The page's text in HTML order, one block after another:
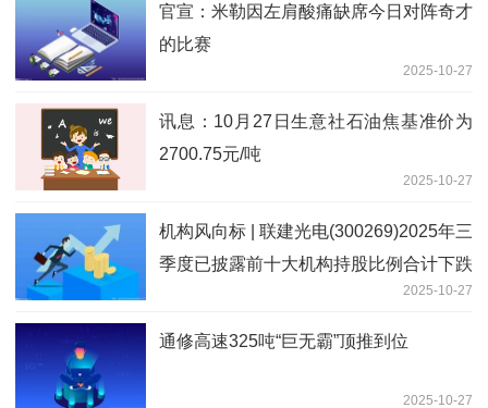
官宣：米勒因左肩酸痛缺席今日对阵奇才
的比赛
2025-10-27
讯息：10月27日生意社石油焦基准价为
2700.75元/吨
2025-10-27
机构风向标 | 联建光电(300269)2025年三
季度已披露前十大机构持股比例合计下跌
2025-10-27
通修高速325吨“巨无霸”顶推到位
2025-10-27